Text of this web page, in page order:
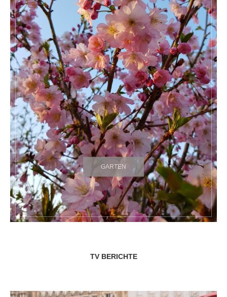
GARTEN
TV BERICHTE